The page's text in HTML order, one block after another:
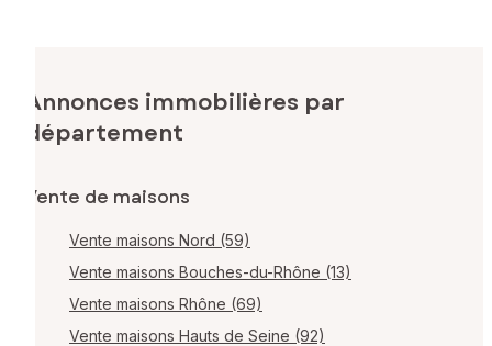
Annonces immobilières par
département
Vente de maisons
Vente maisons Nord (59)
Vente maisons Bouches-du-Rhône (13)
Vente maisons Rhône (69)
Vente maisons Hauts de Seine (92)